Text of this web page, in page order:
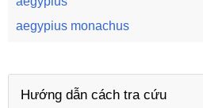
aegypius monachus
Hướng dẫn cách tra cứu